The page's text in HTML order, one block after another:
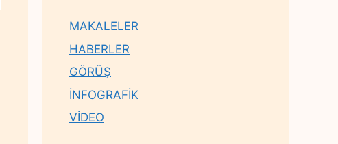
MAKALELER
HABERLER
GÖRÜŞ
İNFOGRAFİK
VİDEO